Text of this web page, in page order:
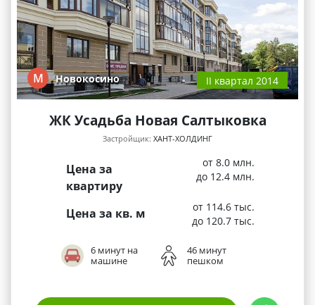
М Новокосино II квартал 2014
ЖК Усадьба Новая Салтыковка
Застройщик: ХАНТ-ХОЛДИНГ
Цена за
квартиру
от 8.0 млн.
до 12.4 млн.
Цена за кв. м
от 114.6 тыс.
до 120.7 тыс.
6 минут на
машине
46 минут
пешком